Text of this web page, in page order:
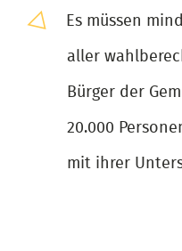
Es müssen
aller
Bürger der
20.000
mit ihrer